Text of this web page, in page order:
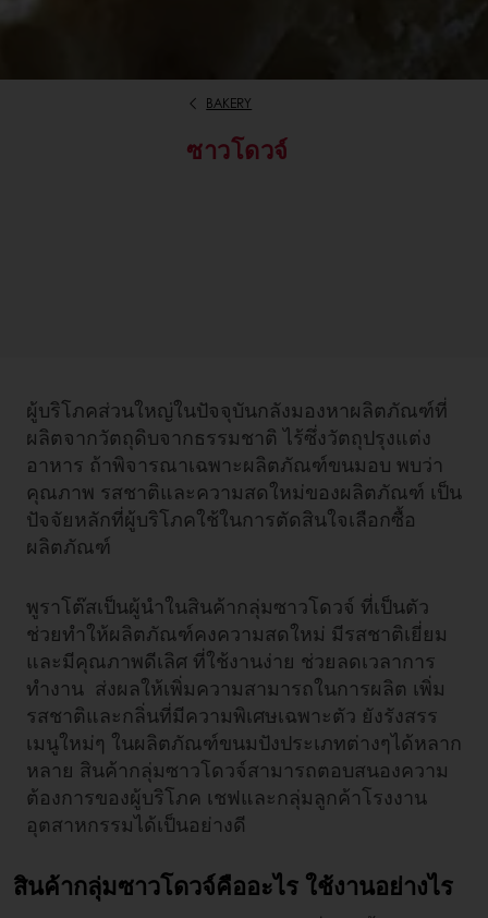
BAKERY
ซาวโดวจ์
ผู้บริโภคส่วนใหญ่ในปัจจุบันกลังมองหาผลิตภัณฑ์ที่
ผลิตจากวัตถุดิบจากธรรมชาติ ไร้ซึ่งวัตถุปรุงแต่ง
อาหาร ถ้าพิจารณาเฉพาะผลิตภัณฑ์ขนมอบ พบว่า
คุณภาพ รสชาติและความสดใหม่ของผลิตภัณฑ์ เป็น
ปัจจัยหลักที่ผู้บริโภคใช้ในการตัดสินใจเลือกซื้อ
ผลิตภัณฑ์
พูราโต๊สเป็นผู้นำในสินค้ากลุ่มซาวโดวจ์ ที่เป็นตัว
ช่วยทำให้ผลิตภัณฑ์คงความสดใหม่ มีรสชาติเยี่ยม
และมีคุณภาพดีเลิศ ที่ใช้งานง่าย ช่วยลดเวลาการ
ทำงาน ส่งผลให้เพิ่มความสามารถในการผลิต เพิ่ม
รสชาติและกลิ่นที่มีความพิเศษเฉพาะตัว ยังรังสรร
เมนูใหม่ๆ ในผลิตภัณฑ์ขนมปังประเภทต่างๆได้หลาก
หลาย สินค้ากลุ่มซาวโดวจ์สามารถตอบสนองความ
ต้องการของผู้บริโภค เชฟและกลุ่มลูกค้าโรงงาน
อุตสาหกรรมได้เป็นอย่างดี
สินค้ากลุ่มซาวโดวจ์คืออะไร ใช้งานอย่างไร